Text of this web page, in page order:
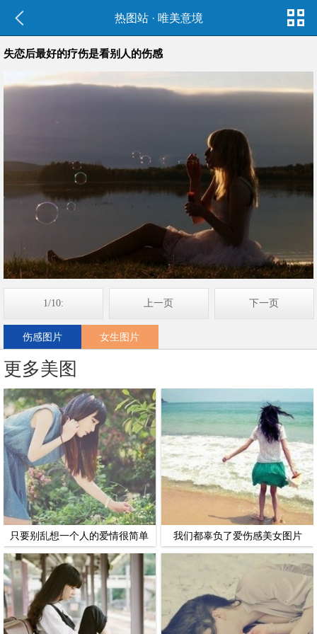
热图站· 唯美意境
失恋后最好的疗伤是看别人的伤感
1/10: 上一页 下一页
伤感图片 女生图片
更多美图
只要别乱想一个人的爱情很简单 我们都辜负了爱伤感美女图片